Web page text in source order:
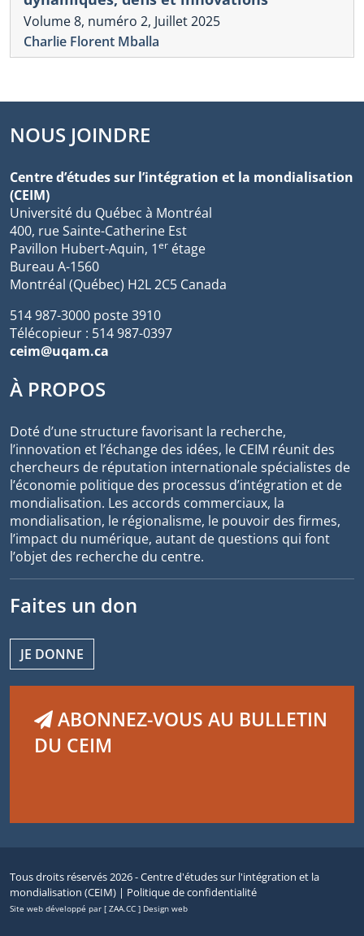
Volume 8, numéro 2, Juillet 2025
Charlie Florent Mballa
NOUS JOINDRE
Centre d’études sur l’intégration et la mondialisation
(CEIM)
Université du Québec à Montréal
400, rue Sainte-Catherine Est
Pavillon Hubert-Aquin, 1er étage
Bureau A-1560
Montréal (Québec) H2L 2C5 Canada
514 987-3000 poste 3910
Télécopieur : 514 987-0397
ceim@uqam.ca
À PROPOS
Doté d’une structure favorisant la recherche,
l’innovation et l’échange des idées, le CEIM réunit des
chercheurs de réputation internationale spécialistes de
l’économie politique des processus d’intégration et de
mondialisation. Les accords commerciaux, la
mondialisation, le régionalisme, le pouvoir des firmes,
l’impact du numérique, autant de questions qui font
l’objet des recherche du centre.
Faites un don
JE DONNE
ABONNEZ-VOUS AU BULLETIN
DU CEIM
Tous droits réservés 2026 - Centre d'études sur l'intégration et la
mondialisation (CEIM) | Politique de confidentialité
Site web développé par [ ZAA.CC ] Design web